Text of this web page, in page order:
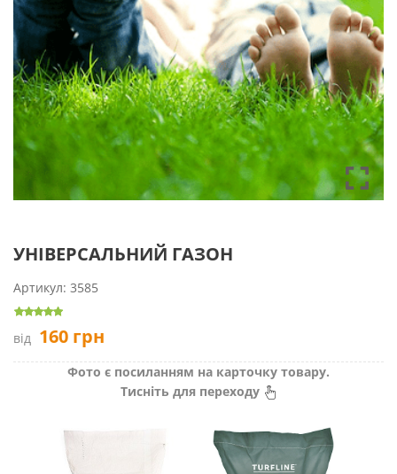
УНІВЕРСАЛЬНИЙ ГАЗОН
Артикул: 3585
від 160 грн
Фото є посиланням на карточку товару.
Тисніть для переходу